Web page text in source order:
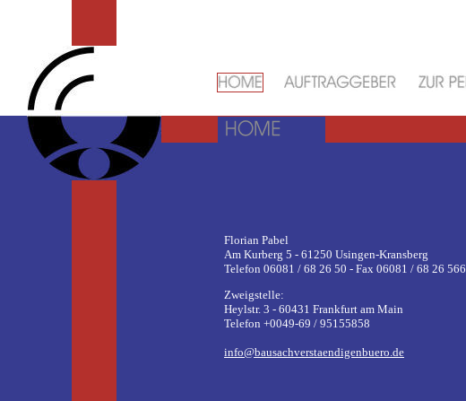
Florian Pabel
Am Kurberg 5 - 61250 Usingen-Kransberg
Telefon 06081 / 68 26 50 - Fax 06081 / 68 26 566
Zweigstelle:
Heylstr. 3 - 60431 Frankfurt am Main
Telefon +0049-69 / 95155858
info@bausachverstaendigenbuero.de